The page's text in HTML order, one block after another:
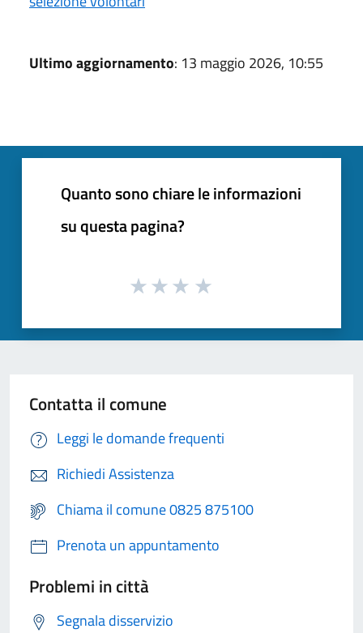
Ultimo aggiornamento: 13 maggio 2026, 10:55
Quanto sono chiare le informazioni
su questa pagina?
Contatta il comune
Leggi le domande frequenti
Richiedi Assistenza
Chiama il comune 0825 875100
Prenota un appuntamento
Problemi in città
Segnala disservizio